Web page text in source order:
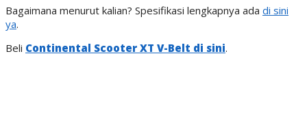
Bagaimana menurut kalian? Spesifikasi lengkapnya ada di sini
ya.
Beli Continental Scooter XT V-Belt di sini.